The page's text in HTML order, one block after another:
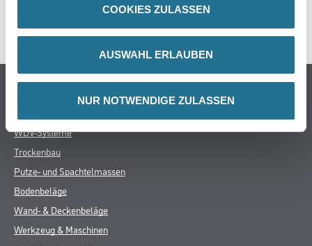
COOKIES ZULASSEN
AUSWAHL ERLAUBEN
NUR NOTWENDIGE ZULASSEN
SPEZIFIKATIONEN
Online-Shop
WDV-Systeme
Trockenbau
Putze- und Spachtelmassen
Bodenbeläge
Wand- & Deckenbeläge
Werkzeug & Maschinen